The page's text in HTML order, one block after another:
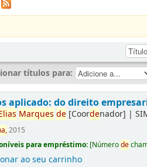
títulos para:
aplicado: do direito
Marques de [Coordenador] |
2015
para empréstimo: [Númerode
ao seu carrinho